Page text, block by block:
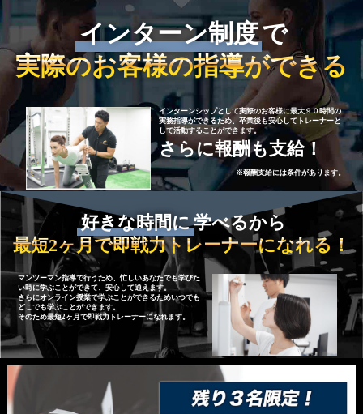
インターン制度で
実際のお客様の指導ができる
インターンシップとして実際のお客様に最大９０時間の
実務指導ができるため、卒業後も安心してトレーナーと
して活動することができます。
さらに報酬も支給！
※報酬支給には条件があります。
好きな時間に学べるから
最短2ヶ月で即戦力トレーナーになれる！
マンツーマン指導で行うため、忙しいあなたでも学びた
い時に学ぶことができて、安心して通えます。
さらにオンライン授業で学ぶことができるためいつでも
どこでも学ぶことができます。
そのため最短2ヶ月で即戦力トレーナーになれます。